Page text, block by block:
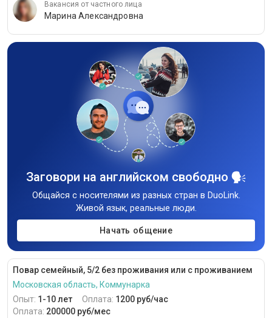
Вакансия от частного лица
Марина Александровна
Заговори на английском свободно
Общайся с носителями из разных стран в DuoLink.
Живой язык, реальные люди.
Начать общение
Повар семейный, 5/2 без проживания или с проживанием
Московская область, Коммунарка
Опыт: 1-10 лет Оплата: 1200 руб/час
Оплата: 200000 руб/мес